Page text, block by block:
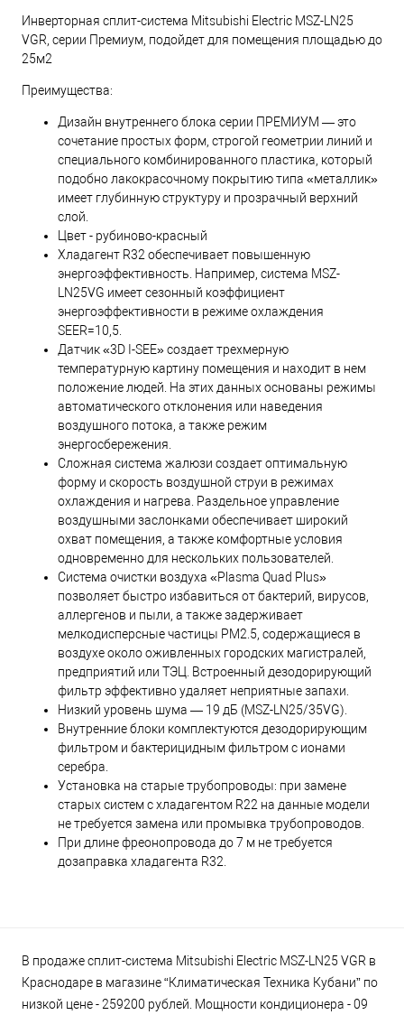
Инверторная сплит-система Mitsubishi Electric MSZ-LN25
VGR, серии Премиум, подойдет для помещения площадью до
25м2
Преимущества:
Дизайн внутреннего блока серии ПРЕМИУМ — это
сочетание простых форм, строгой геометрии линий и
специального комбинированного пластика, который
подобно лакокрасочному покрытию типа «металлик»
имеет глубинную структуру и прозрачный верхний
слой.
Цвет - рубиново-красный
Хладагент R32 обеспечивает повышенную
энергоэффективность. Например, система MSZ-
LN25VG имеет сезонный коэффициент
энергоэффективности в режиме охлаждения
SEER=10,5.
Датчик «3D I-SEE» создает трехмерную
температурную картину помещения и находит в нем
положение людей. На этих данных основаны режимы
автоматического отклонения или наведения
воздушного потока, а также режим
энергосбережения.
Сложная система жалюзи создает оптимальную
форму и скорость воздушной струи в режимах
охлаждения и нагрева. Раздельное управление
воздушными заслонками обеспечивает широкий
охват помещения, а также комфортные условия
одновременно для нескольких пользователей.
Система очистки воздуха «Plasma Quad Plus»
позволяет быстро избавиться от бактерий, вирусов,
аллергенов и пыли, а также задерживает
мелкодисперсные частицы PM2.5, содержащиеся в
воздухе около оживленных городских магистралей,
предприятий или ТЭЦ. Встроенный дезодорирующий
фильтр эффективно удаляет неприятные запахи.
Низкий уровень шума — 19 дБ (MSZ-LN25/35VG).
Внутренние блоки комплектуются дезодорирующим
фильтром и бактерицидным фильтром с ионами
серебра.
Установка на старые трубопроводы: при замене
старых систем с хладагентом R22 на данные модели
не требуется замена или промывка трубопроводов.
При длине фреонопровода до 7 м не требуется
дозаправка хладагента R32.
В продаже сплит-система Mitsubishi Electric MSZ-LN25 VGR в
Краснодаре в магазине “Климатическая Техника Кубани” по
низкой цене - 259200 рублей. Мощности кондиционера - 09